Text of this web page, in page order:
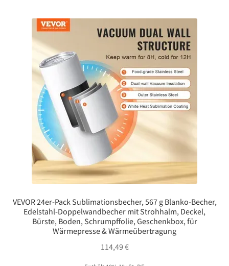
VEVOR 24er-Pack Sublimationsbecher, 567 g Blanko-Becher,
Edelstahl-Doppelwandbecher mit Strohhalm, Deckel,
Bürste, Boden, Schrumpffolie, Geschenkbox, für
Wärmepresse & Wärmeübertragung
114,49 €